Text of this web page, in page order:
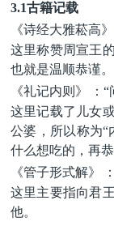
3.1古籍记载
《诗经大雅菘高》
这里称赞周宣王
也就是温顺恭谨。
《礼记内则》
： “
这里记载了 儿女
公婆，所以称为“
什么想吃的，再
《管子形式解》
：
这里主要指向君
他。